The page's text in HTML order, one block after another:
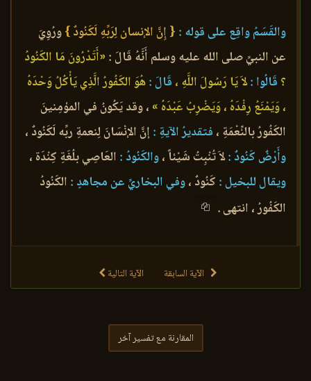
والقَسَمُ واقِع على قوله : { إِنَّ الإنسان لِرَبِّهِ لَكَنُودٌ }ورُوِيَ
عن النبيِّ صلى الله عليه وسلم أَنَّهُ قَالَ : «أَتَدْرُونَ مَا الكَنُودُ
؟ قَالُوا :لاَ يَا رَسُولَ اللَّهِ ، قَالَ :هُوَ الكَفُورُ الَّذِي يَأْكُلُ وَحْدَهُ
، وَيَمْنَعُ رِفْدَهُ ، وَيَضْرِبُ عَبْدَهُ » ، وقد يَكُونُ في المؤمِنينَ
الكَفُورُ بالنِّعْمَةِ ، فتقديرُ الآيةِ :إنَّ الإنْسَانَ لِنعمةِ ربِّه لَكَنُودٌ ،
وأَرْضٌ كَنُودٌ :لاَ تُنْبِتُ شَيْئاً ،والكَنُودُ : العَاصِي بلُغَةِ كِنْدَة ،
ويقال للبخيل : كَنُودٌ ،وفي البخاريِّ عن مجاهدٍ : الكَنُودُ
الكَفُورُ ، انتهى .
الآية السابقة الآية التالية
المقارنة مع تفسير آخر